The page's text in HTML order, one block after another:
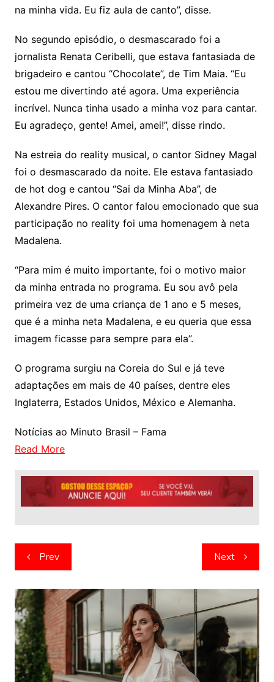
na minha vida. Eu fiz aula de canto”, disse.
No segundo episódio, o desmascarado foi a
jornalista Renata Ceribelli, que estava fantasiada de
brigadeiro e cantou “Chocolate”, de Tim Maia. “Eu
estou me divertindo até agora. Uma experiência
incrível. Nunca tinha usado a minha voz para cantar.
Eu agradeço, gente! Amei, amei!”, disse rindo.
Na estreia do reality musical, o cantor Sidney Magal
foi o desmascarado da noite. Ele estava fantasiado
de hot dog e cantou “Sai da Minha Aba”, de
Alexandre Pires. O cantor falou emocionado que sua
participação no reality foi uma homenagem à neta
Madalena.
“Para mim é muito importante, foi o motivo maior
da minha entrada no programa. Eu sou avô pela
primeira vez de uma criança de 1 ano e 5 meses,
que é a minha neta Madalena, e eu queria que essa
imagem ficasse para sempre para ela”.
O programa surgiu na Coreia do Sul e já teve
adaptações em mais de 40 países, dentre eles
Inglaterra, Estados Unidos, México e Alemanha.
Notícias ao Minuto Brasil – Fama
Read More
Navegação
de
artigos
Prev Next